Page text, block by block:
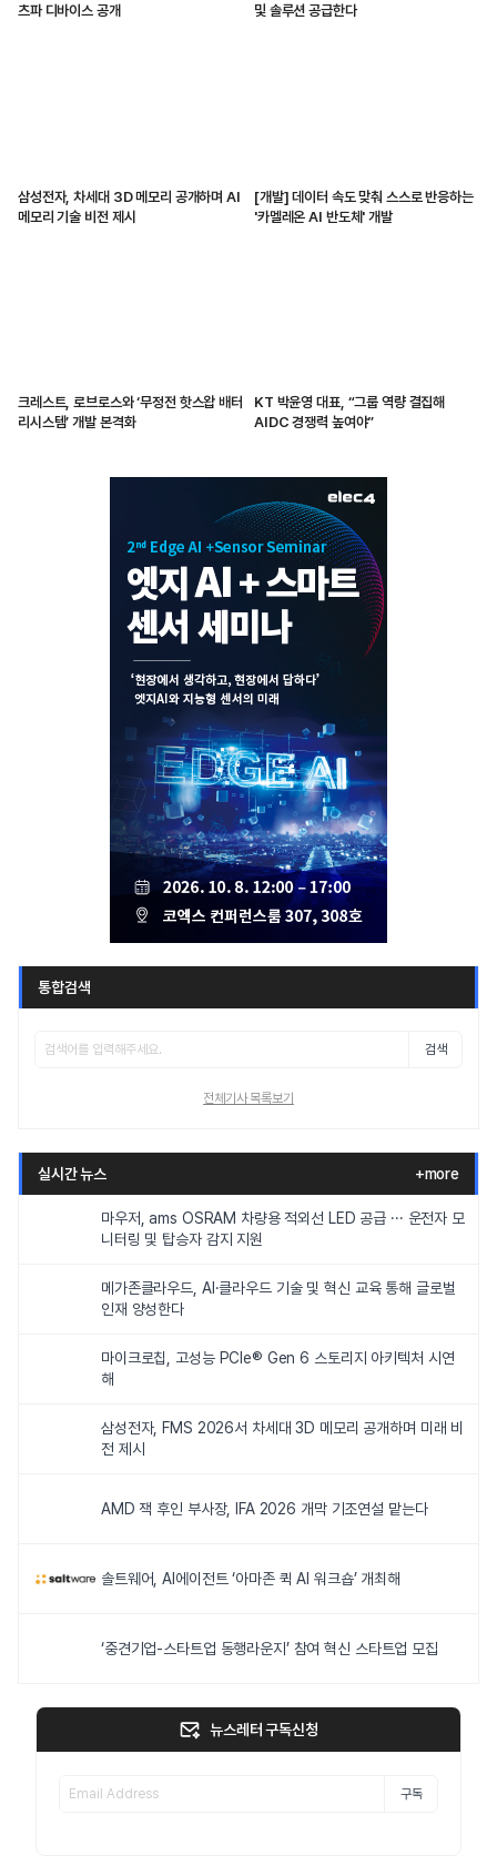
츠파 디바이스 공개
및 솔루션 공급한다
삼성전자, 차세대 3D 메모리 공개하며 AI
메모리 기술 비전 제시
[개발] 데이터 속도 맞춰 스스로 반응하는
'카멜레온 AI 반도체' 개발
크레스트, 로브로스와 ‘무정전 핫스왑 배터
리시스템’ 개발 본격화
KT 박윤영 대표, “그룹 역량 결집해
AIDC 경쟁력 높여야”
통합검색
검색
전체기사 목록보기
실시간 뉴스 +more
마우저, ams OSRAM 차량용 적외선 LED 공급 ··· 운전자 모
니터링 및 탑승자 감지 지원
메가존클라우드, AI·클라우드 기술 및 혁신 교육 통해 글로벌
인재 양성한다
마이크로칩, 고성능 PCIe® Gen 6 스토리지 아키텍처 시연
해
삼성전자, FMS 2026서 차세대 3D 메모리 공개하며 미래 비
전 제시
AMD 잭 후인 부사장, IFA 2026 개막 기조연설 맡는다
솔트웨어, AI에이전트 ‘아마존 퀵 AI 워크숍’ 개최해
‘중견기업-스타트업 동행라운지’ 참여 혁신 스타트업 모집
뉴스레터 구독신청
구독